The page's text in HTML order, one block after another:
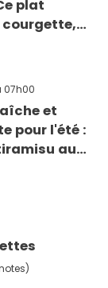
plat
07h00
et
pour l'été :
au